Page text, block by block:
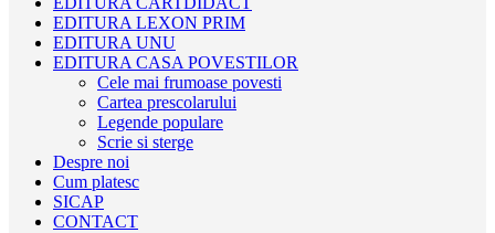
EDITURA LEXON PRIM
EDITURA UNU
EDITURA CASA POVESTILOR
Cele mai frumoase povesti
Cartea prescolarului
Legende populare
Scrie si sterge
Despre noi
Cum platesc
SICAP
CONTACT